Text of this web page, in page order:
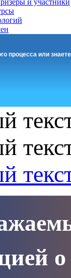
и участники
процесса или
о